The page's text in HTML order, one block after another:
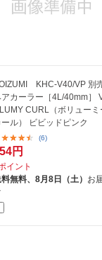
English / 中文
KHC-V40/VP 別
アカーラー［4L/40mm］
CURL（ボリューミ
ール） ビビッドピンク
(6)
円
イント
料無料、8月8日（土） お